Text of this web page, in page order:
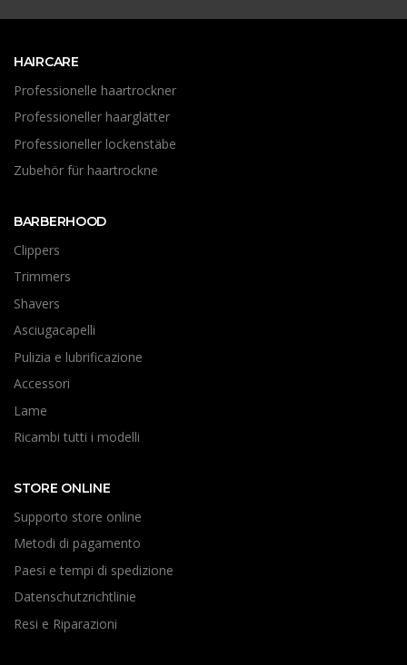
HAIRCARE
Professionelle haartrockner
Professioneller haarglätter
Professioneller lockenstäbe
Zubehör für haartrockne
BARBERHOOD
Clippers
Trimmers
Shavers
Asciugacapelli
Pulizia e lubrificazione
Accessori
Lame
Ricambi tutti i modelli
STORE ONLINE
Supporto store online
Metodi di pagamento
Paesi e tempi di spedizione
Datenschutzrichtlinie
Resi e Riparazioni